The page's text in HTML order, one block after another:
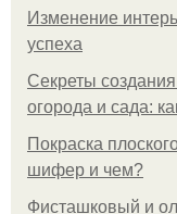
Изменение
успеха
Секреты
огорода и сада:
Покраска
шифер и чем?
Фисташковый и